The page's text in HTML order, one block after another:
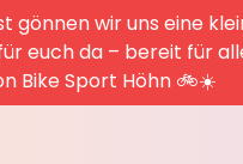
wir uns eine
euch da – bereit für
Bike Sport Höhn 🚲☀️